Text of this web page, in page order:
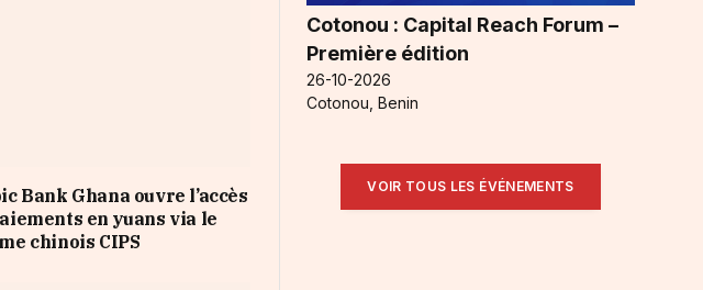
Bank Ghana ouvre l’accès
en yuans via le
chinois CIPS
Cotonou : Capital Reach Forum –
Première édition
26-10-2026
Cotonou, Benin
VOIR TOUS LES ÉVÉNEMENTS